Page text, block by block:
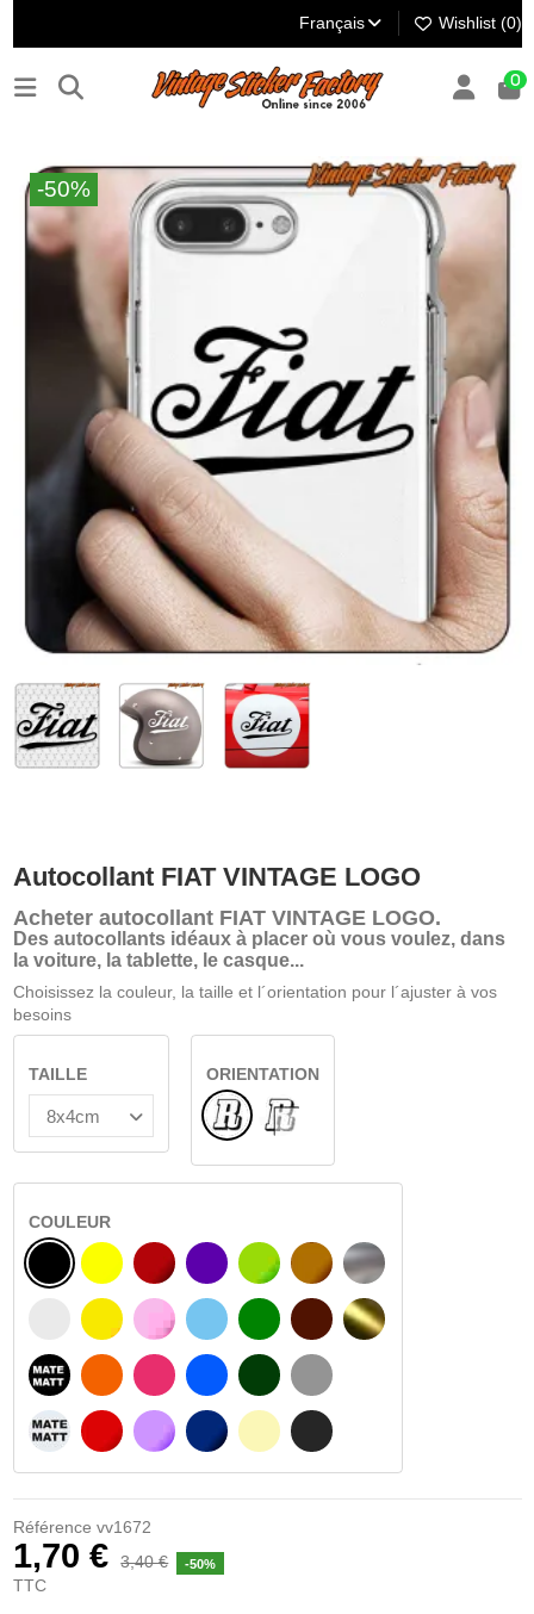
Français Wishlist (0)
0
-50%
Autocollant FIAT VINTAGE LOGO
Acheter autocollant FIAT VINTAGE LOGO.
Des autocollants idéaux à placer où vous voulez, dans
la voiture, la tablette, le casque...
Choisissez la couleur, la taille et l´orientation pour l´ajuster à vos
besoins
TAILLE
ORIENTATION
NormalVERRE INTÉRIEUR
COULEUR
NOIR
BLANC
NOIR MATÉ
BLANC MATÉ
JAUNE
JAUNE AMBRE
ORANGE
ROUGE
BOURGOGNE
ROSA
FUCHSIA
PURPLE
VIOLET
BLEU CLAIR
BLAU
BLEU FONCÉ
VERT CLAIR
VERT
VERT FONCÉ
BEIGE
NOISETTE
BRUN FONCÉ
GRIS CLAIR
GRIS FONCÉ
ARGENT
OR
Référence vv1672
1,70 € 3,40 € -50%
TTC